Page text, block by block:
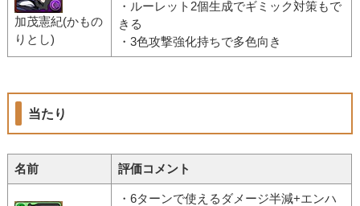
加茂憲紀(かもの
りとし)
・ルーレット2個生成でギミック対策もで
きる
・3色攻撃強化持ちで多色向き
当たり
名前 評価コメント
・6ターンで使えるダメージ半減+エンハ